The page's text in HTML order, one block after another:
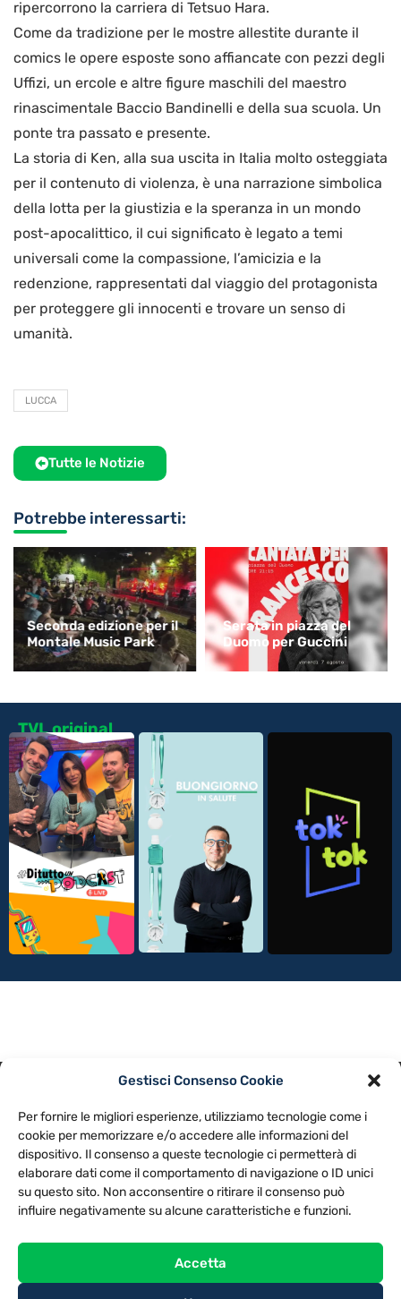
Gestisci Consenso Cookie
Per fornire le migliori esperienze, utilizziamo tecnologie come i
cookie per memorizzare e/o accedere alle informazioni del
dispositivo. Il consenso a queste tecnologie ci permetterà di
elaborare dati come il comportamento di navigazione o ID unici
su questo sito. Non acconsentire o ritirare il consenso può
influire negativamente su alcune caratteristiche e funzioni.
Accetta
ripercorrono la carriera di Tetsuo Hara.
Come da tradizione per le mostre allestite durante il
comics le opere esposte sono affiancate con pezzi degli
Uffizi, un ercole e altre figure maschili del maestro
rinascimentale Baccio Bandinelli e della sua scuola. Un
ponte tra passato e presente.
La storia di Ken, alla sua uscita in Italia molto osteggiata
per il contenuto di violenza, è una narrazione simbolica
della lotta per la giustizia e la speranza in un mondo
post-apocalittico, il cui significato è legato a temi
universali come la compassione, l’amicizia e la
redenzione, rappresentati dal viaggio del protagonista
per proteggere gli innocenti e trovare un senso di
umanità.
LUCCA
Tutte le Notizie
Potrebbe interessarti:
Seconda edizione per il
Montale Music Park
Serata in piazza del
Duomo per Guccini
TVL original
NOTE LEGALI
CONTATTACI PREFERENZE
TV LIBERA S.P.A.
Via Monteleonese 95/21 – 51100 Pistoia (PT)
Tel. 0573.9136 / Fax 0573.913615